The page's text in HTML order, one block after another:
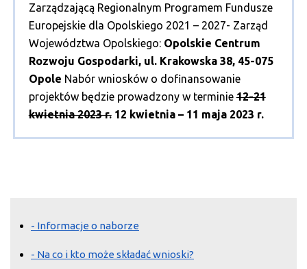
Zarządzającą Regionalnym Programem Fundusze
Europejskie dla Opolskiego 2021 – 2027- Zarząd
Województwa Opolskiego: Opolskie Centrum
Rozwoju Gospodarki, ul. Krakowska 38, 45-075
Opole Nabór wniosków o dofinansowanie
projektów będzie prowadzony w terminie12-21
kwietnia 2023 r. 12 kwietnia – 11 maja 2023 r.
- Informacje o naborze
- Na co i kto może składać wnioski?